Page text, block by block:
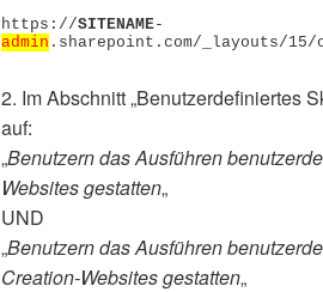
https://SITENAME-
admin .sharepoint.com/_layouts/
2. Im Abschnitt „Benutzerdefiniertes
auf:
„Benutzern das Ausführen
Websites gestatten„
UND
„Benutzern das Ausführen
Creation-Websites gestatten„